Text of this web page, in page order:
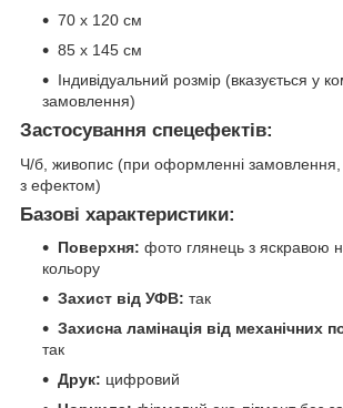
70 х 120 см
85 х 145 см
Індивідуальний розмір (вказується у
замовлення)
Застосування спецефектів:
Ч/б, живопис (при оформленні замовлення,
з ефектом)
Базові характеристики:
Поверхня: фото глянець з яскравою
кольору
Захист від УФВ: так
Захисна ламінація від механічних
так
Друк: цифровий